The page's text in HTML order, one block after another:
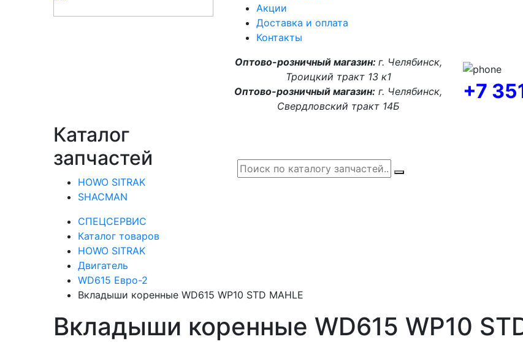
Акции
Доставка и оплата
Контакты
Оптово-розничный магазин: г. Челябинск,
Троицкий тракт 13 к1
Оптово-розничный магазин: г. Челябинск,
Свердловский тракт 14Б
+7
Каталог
запчастей
HOWO SITRAK
SHACMAN
СПЕЦСЕРВИС
Каталог товаров
HOWO SITRAK
Двигатель
WD615 Евро-2
Вкладыши коренные WD615 WP10 STD MAHLE
Вкладыши коренные WD615 WP10